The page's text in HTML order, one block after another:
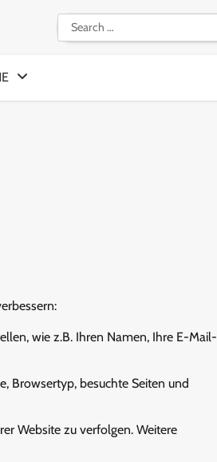
Search
for:
wie z.B. Ihren Namen, Ihre E-Mail-
Browsertyp, besuchte Seiten und
Website zu verfolgen. Weitere